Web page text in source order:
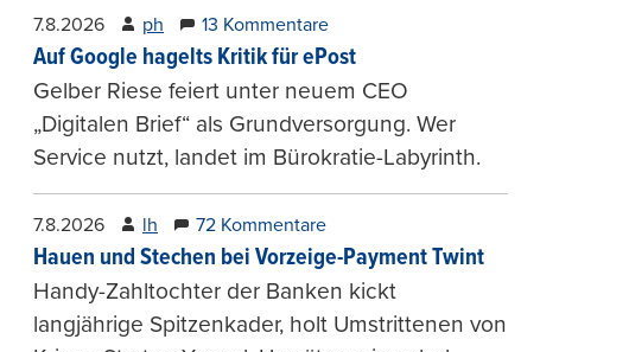
7.8.2026 ph 13 Kommentare
Auf Google hagelts Kritik für ePost
Gelber Riese feiert unter neuem CEO
„Digitalen Brief“ als Grundversorgung. Wer
Service nutzt, landet im Bürokratie-Labyrinth.
7.8.2026 lh 72 Kommentare
Hauen und Stechen bei Vorzeige-Payment Twint
Handy-Zahltochter der Banken kickt
langjährige Spitzenkader, holt Umstrittenen von